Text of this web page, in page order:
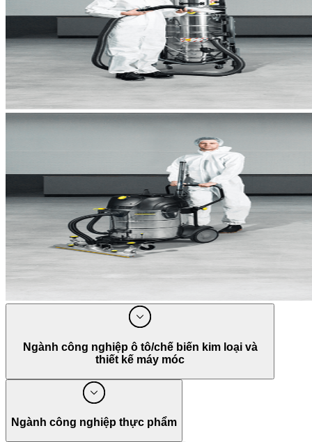
Ngành công nghiệp ô tô/chế biến kim loại và
thiết kế máy móc
FAST. SAFE. CLEAN
The metal processing industry, which encompasses
metallurgy, machine design and automotive engineering, is a
Ngành công nghiệp thực phẩm